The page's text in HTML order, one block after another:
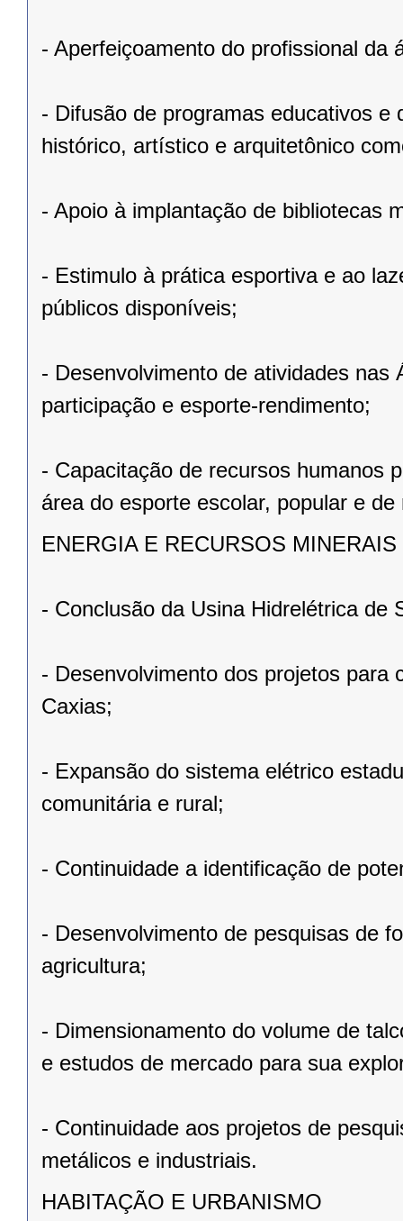
- Aperfeiçoamento do profissional da
- Difusão de programas educativos
histórico, artístico e arquitetônico
- Apoio à implantação de bibliotecas
- Estimulo à prática esportiva e ao
públicos disponíveis;
- Desenvolvimento de atividades
participação e esporte-rendimento;
- Capacitação de recursos humanos
área do esporte escolar, popular e de
ENERGIA E RECURSOS MINERAIS
- Conclusão da Usina Hidrelétrica de
- Desenvolvimento dos projetos para
Caxias;
- Expansão do sistema elétrico
comunitária e rural;
- Continuidade a identificação de
- Desenvolvimento de pesquisas de
agricultura;
- Dimensionamento do volume de
e estudos de mercado para sua
- Continuidade aos projetos de
metálicos e industriais.
HABITAÇÃO E URBANISMO